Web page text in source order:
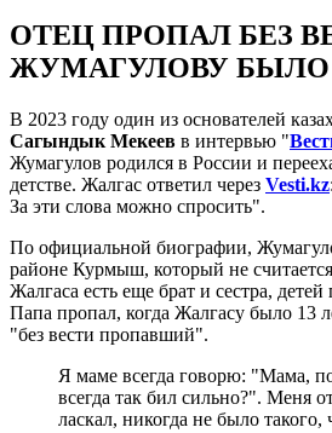
ОТЕЦ ПРОПАЛ БЕЗ
ЖУМАГУЛОВУ БЫЛО
В 2023 году один из основателей
Сагындык Мекеев в интервью "
Жумагулов родился в России и
детстве. Жалгас ответил через Vesti.kz
За эти слова можно спросить".
По официальной биографии,
районе Курмыш, который не
Жалгаса есть еще брат и сестра,
Папа пропал, когда Жалгасу было 13
"без вести пропавший".
Я маме всегда говорю: "Мама,
всегда так бил сильно?". Меня
ласкал, никогда не было